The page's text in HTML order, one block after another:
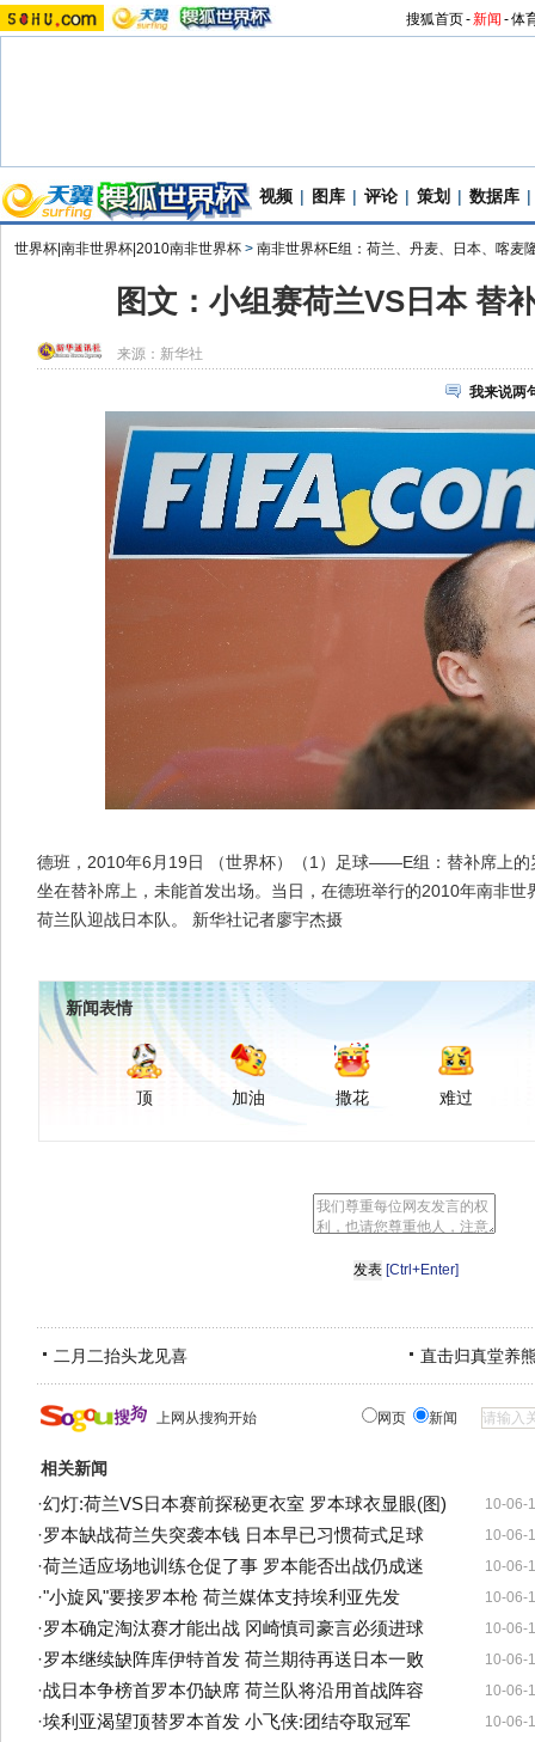
搜狐首页-新闻 -体
视频 | 图库 | 评论 | 策划 | 数据库 |
世界杯|南非世界杯|2010南非世界杯 > 南非世界杯E组：荷兰、丹麦、日本、喀麦
图文：小组赛荷兰VS日本 替
来源： 新华社
我来说两
德班，2010年6月19日 （世界杯）（1）足球——E组：替补席上的
坐在替补席上，未能首发出场。当日，在德班举行的2010年南非世
荷兰队迎战日本队。 新华社记者廖宇杰摄
新闻表情
顶 加油 撒花 难过
[Ctrl+Enter]
二月二抬头龙见喜 直击归真堂养
上网从搜狗开始 网页 新闻
相关新闻
10-06-
·幻灯:荷兰VS日本赛前探秘更衣室 罗本球衣显眼(图)
10-06-
·罗本缺战荷兰失突袭本钱 日本早已习惯荷式足球
10-06-
·荷兰适应场地训练仓促了事 罗本能否出战仍成迷
10-06-
·"小旋风"要接罗本枪 荷兰媒体支持埃利亚先发
10-06-
·罗本确定淘汰赛才能出战 冈崎慎司豪言必须进球
10-06-
·罗本继续缺阵库伊特首发 荷兰期待再送日本一败
10-06-
·战日本争榜首罗本仍缺席 荷兰队将沿用首战阵容
10-06-
·埃利亚渴望顶替罗本首发 小飞侠:团结夺取冠军